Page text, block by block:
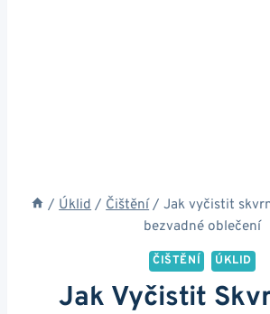
/ Úklid / Čištění / Jak vyčistit
bezvadné oblečení
ČIŠTĚNÍ ÚKLID
Jak Vyčistit